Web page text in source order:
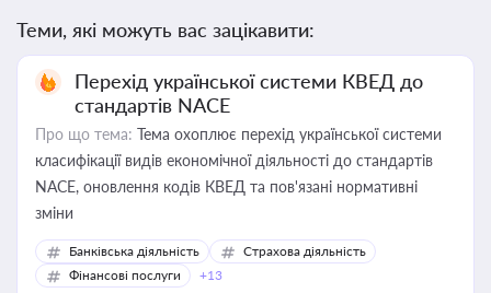
Теми, які можуть вас зацікавити:
Перехід української системи КВЕД до
стандартів NACE
Про що тема: Тема охоплює перехід української системи
класифікації видів економічної діяльності до стандартів
NACE, оновлення кодів КВЕД та пов'язані нормативні
зміни
Банківська діяльність
Страхова діяльність
Фінансові послуги
+13